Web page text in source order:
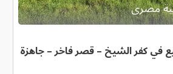
للبيع في كفر الشيخ – قصر فاخر – جاهزة